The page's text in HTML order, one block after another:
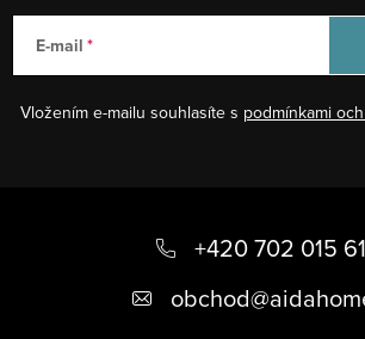
r
E-mail
Vložením e-mailu souhlasíte s podmínkami
+420 702 015
obchod@